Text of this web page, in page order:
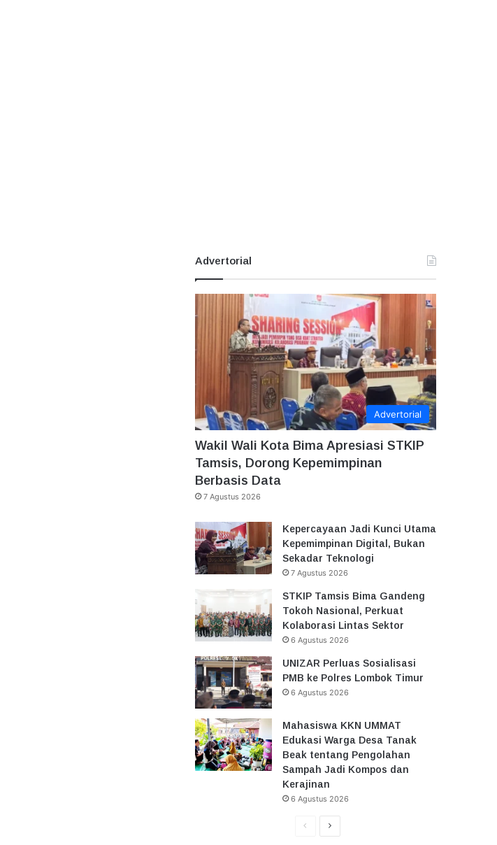
Advertorial
Advertorial
Wakil Wali Kota Bima Apresiasi STKIP
Tamsis, Dorong Kepemimpinan
Berbasis Data
7 Agustus 2026
Kepercayaan Jadi Kunci Utama
Kepemimpinan Digital, Bukan
Sekadar Teknologi
7 Agustus 2026
STKIP Tamsis Bima Gandeng
Tokoh Nasional, Perkuat
Kolaborasi Lintas Sektor
6 Agustus 2026
UNIZAR Perluas Sosialisasi
PMB ke Polres Lombok Timur
6 Agustus 2026
Mahasiswa KKN UMMAT
Edukasi Warga Desa Tanak
Beak tentang Pengolahan
Sampah Jadi Kompos dan
Kerajinan
6 Agustus 2026
HalamanHalaman